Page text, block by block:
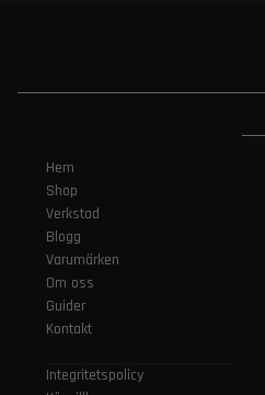
Hem
Shop
Verkstad
Blogg
Varumärken
Om oss
Guider
Kontakt
Integritetspolicy